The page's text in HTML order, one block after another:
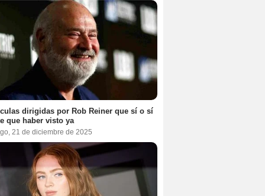
dirigidas por Rob Reiner que sí o sí
que haber visto ya
21 de diciembre de 2025